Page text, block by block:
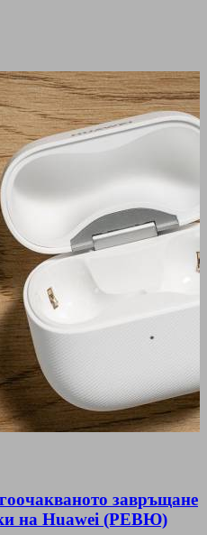
завръщане
на Huawei (РЕВЮ)